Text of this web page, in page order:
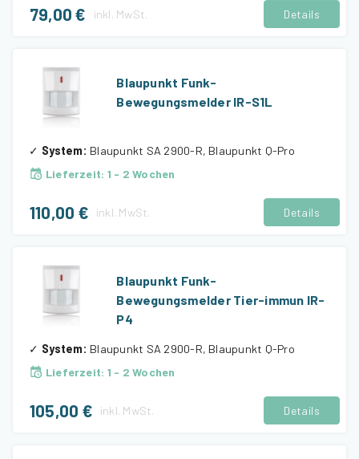
79,00 € inkl. MwSt. Details
Blaupunkt Funk-
Bewegungsmelder IR-S1L
✓ System: Blaupunkt SA 2900-R, Blaupunkt Q-Pro
Lieferzeit: 1 - 2 Wochen
110,00 € inkl. MwSt. Details
Blaupunkt Funk-
Bewegungsmelder Tier-immun IR-
P4
✓ System: Blaupunkt SA 2900-R, Blaupunkt Q-Pro
Lieferzeit: 1 - 2 Wochen
105,00 € inkl. MwSt. Details